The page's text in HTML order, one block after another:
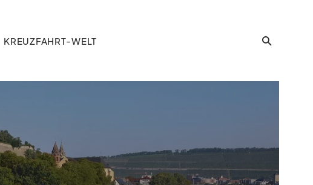
KREUZFAHRT-WELT